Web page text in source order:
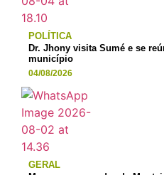
POLÍTICA
Dr. Jhony visita Sumé e se
município
04/08/2026
GERAL